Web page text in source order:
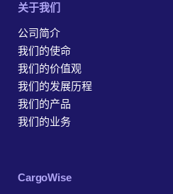
关于我们
公司简介
我们的使命
我们的价值观
我们的发展历程
我们的产品
我们的业务
‎CargoWise